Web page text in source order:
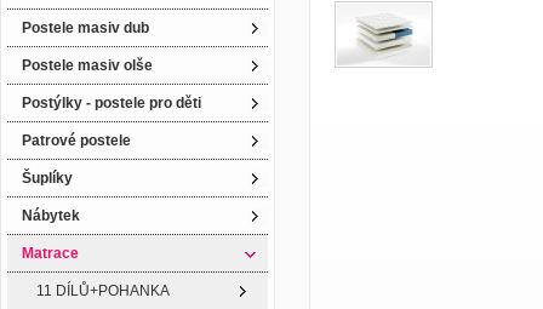
Postele masiv dub
Postele masiv olše
Postýlky - postele pro děti
Patrové postele
Šuplíky
Nábytek
Matrace
11 DÍLŮ+POHANKA